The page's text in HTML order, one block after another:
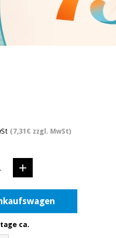
(7,31€ zzgl. MwSt)
ca.